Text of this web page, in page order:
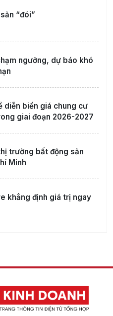
“đói”
ngưỡng, dự báo khó
diễn biến giá chung cư
giai đoạn 2026-2027
trường bất động sản
Minh
khẳng định giá trị ngay